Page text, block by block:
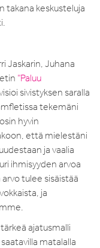
takana keskusteluja
Jaskarin, Juhana
”Paluu
sivistyksen saralla
tekemäni
hyvin
että mielestäni
ja vaalia
ihmisyyden arvoa
tulee sisäistää
ja
ajatusmalli
matalalla